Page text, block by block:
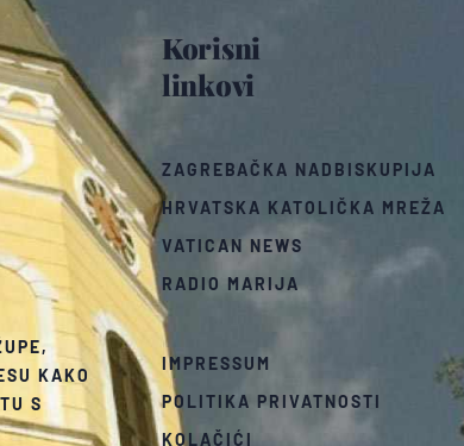
KAKO
S
Korisni
linkovi
ZAGREBAČKA NADBISKUPIJA
HRVATSKA KATOLIČKA MREŽA
VATICAN NEWS
RADIO MARIJA
IMPRESSUM
POLITIKA PRIVATNOSTI
KOLAČIĆI